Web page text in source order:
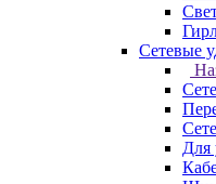
Сетевые
Для